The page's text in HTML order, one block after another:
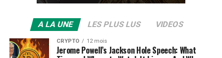
A LA UNE LES PLUS LUS VIDEOS
CRYPTO 12 mois
Jerome Powell’s Jackson Hole Speech: What